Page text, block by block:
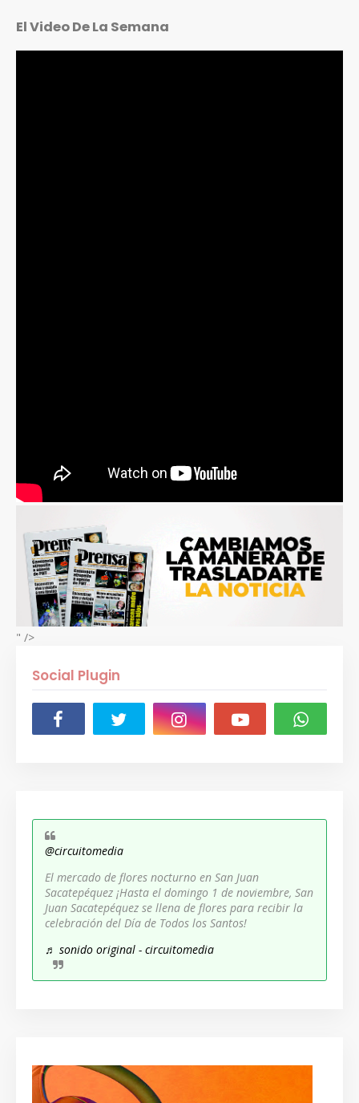
El Video De La Semana
" />
Social Plugin
@circuitomedia
El mercado de flores nocturno en San Juan
Sacatepéquez ¡Hasta el domingo 1 de noviembre, San
Juan Sacatepéquez se llena de flores para recibir la
celebración del Día de Todos los Santos!
♬ sonido original - circuitomedia